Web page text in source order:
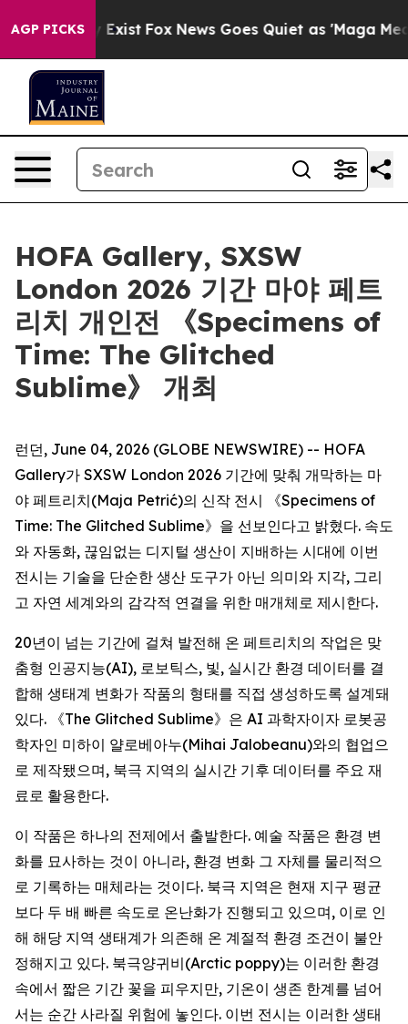
AGP PICKS
They Exist Fox News Goes Quiet as 'Maga
HOFA Gallery, SXSW
London 2026 기간 마야 페트
리치 개인전 《Specimens of
Time: The Glitched
Sublime》 개최
런던, June 04, 2026 (GLOBE NEWSWIRE) -- HOFA
Gallery가 SXSW London 2026 기간에 맞춰 개막하는 마
야 페트리치(Maja Petrić)의 신작 전시 《Specimens of
Time: The Glitched Sublime》을 선보인다고 밝혔다. 속도
와 자동화, 끊임없는 디지털 생산이 지배하는 시대에 이번
전시는 기술을 단순한 생산 도구가 아닌 의미와 지각, 그리
고 자연 세계와의 감각적 연결을 위한 매개체로 제시한다.
20년이 넘는 기간에 걸쳐 발전해 온 페트리치의 작업은 맞
춤형 인공지능(AI), 로보틱스, 빛, 실시간 환경 데이터를 결
합해 생태계 변화가 작품의 형태를 직접 생성하도록 설계돼
있다. 《The Glitched Sublime》은 AI 과학자이자 로봇공
학자인 미하이 얄로베아누(Mihai Jalobeanu)와의 협업으
로 제작됐으며, 북극 지역의 실시간 기후 데이터를 주요 재
료로 활용한다.
이 작품은 하나의 전제에서 출발한다. 예술 작품은 환경 변
화를 묘사하는 것이 아니라, 환경 변화 그 자체를 물리적으
로 기록하는 매체라는 것이다. 북극 지역은 현재 지구 평균
보다 두 배 빠른 속도로 온난화가 진행되고 있으며, 이로 인
해 해당 지역 생태계가 의존해 온 계절적 환경 조건이 불안
정해지고 있다. 북극양귀비(Arctic poppy)는 이러한 환경
속에서 짧은 기간 꽃을 피우지만, 기온이 생존 한계를 넘어
서는 순간 사라질 위험에 놓인다. 이번 전시는 이러한 생태